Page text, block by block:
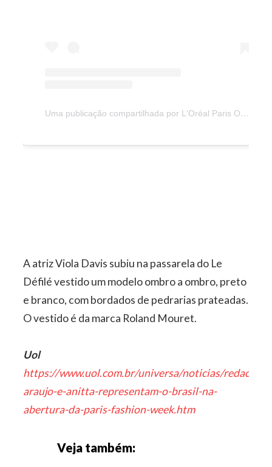
Uma publicação compartilhada por L'Oréal Paris Official (@lorealparis)
A atriz Viola Davis subiu na passarela do Le
Défilé vestido um modelo ombro a ombro, preto
e branco, com bordados de pedrarias prateadas.
O vestido é da marca Roland Mouret.
Uol
https://www.uol.com.br/universa/noticias/
araujo-e-anitta-representam-o-brasil-na-
abertura-da-paris-fashion-week.htm
Veja também: